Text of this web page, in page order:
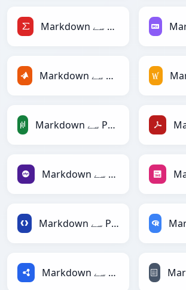
Markdown سے LaTeX
Markdown سے MATLAB
Markdown سے PandasDataFrame
Markdown سے PHP
Markdown سے Protobuf
Markdown سے RDF